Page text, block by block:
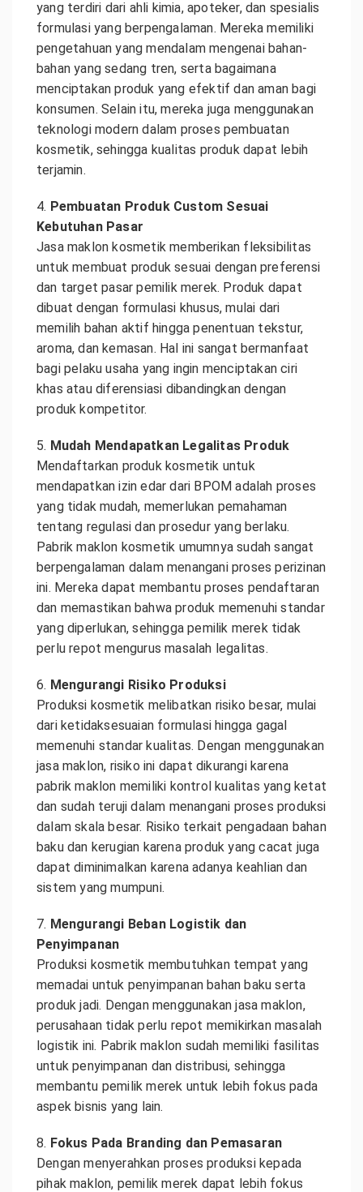
yang terdiri dari ahli kimia, apoteker, dan spesialis
formulasi yang berpengalaman. Mereka memiliki
pengetahuan yang mendalam mengenai bahan-
bahan yang sedang tren, serta bagaimana
menciptakan produk yang efektif dan aman bagi
konsumen. Selain itu, mereka juga menggunakan
teknologi modern dalam proses pembuatan
kosmetik, sehingga kualitas produk dapat lebih
terjamin.
4. Pembuatan Produk Custom Sesuai
Kebutuhan Pasar
Jasa maklon kosmetik memberikan fleksibilitas
untuk membuat produk sesuai dengan preferensi
dan target pasar pemilik merek. Produk dapat
dibuat dengan formulasi khusus, mulai dari
memilih bahan aktif hingga penentuan tekstur,
aroma, dan kemasan. Hal ini sangat bermanfaat
bagi pelaku usaha yang ingin menciptakan ciri
khas atau diferensiasi dibandingkan dengan
produk kompetitor.
5. Mudah Mendapatkan Legalitas Produk
Mendaftarkan produk kosmetik untuk
mendapatkan izin edar dari BPOM adalah proses
yang tidak mudah, memerlukan pemahaman
tentang regulasi dan prosedur yang berlaku.
Pabrik maklon kosmetik umumnya sudah sangat
berpengalaman dalam menangani proses perizinan
ini. Mereka dapat membantu proses pendaftaran
dan memastikan bahwa produk memenuhi standar
yang diperlukan, sehingga pemilik merek tidak
perlu repot mengurus masalah legalitas.
6. Mengurangi Risiko Produksi
Produksi kosmetik melibatkan risiko besar, mulai
dari ketidaksesuaian formulasi hingga gagal
memenuhi standar kualitas. Dengan menggunakan
jasa maklon, risiko ini dapat dikurangi karena
pabrik maklon memiliki kontrol kualitas yang ketat
dan sudah teruji dalam menangani proses produksi
dalam skala besar. Risiko terkait pengadaan bahan
baku dan kerugian karena produk yang cacat juga
dapat diminimalkan karena adanya keahlian dan
sistem yang mumpuni.
7. Mengurangi Beban Logistik dan
Penyimpanan
Produksi kosmetik membutuhkan tempat yang
memadai untuk penyimpanan bahan baku serta
produk jadi. Dengan menggunakan jasa maklon,
perusahaan tidak perlu repot memikirkan masalah
logistik ini. Pabrik maklon sudah memiliki fasilitas
untuk penyimpanan dan distribusi, sehingga
membantu pemilik merek untuk lebih fokus pada
aspek bisnis yang lain.
8. Fokus Pada Branding dan Pemasaran
Dengan menyerahkan proses produksi kepada
pihak maklon, pemilik merek dapat lebih fokus